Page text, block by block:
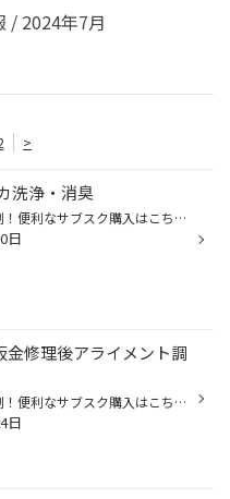
/ 2024年7月
>
洗浄・消臭
安心の定額制！便利なサブスク購入はこちらをクリック タイヤ館ネットショッピング！お買い得商品はこちらをクリック Amazon購入はこちらをクリック お家のエアコンは1年に1回以上は洗浄すると思います。 お家のエアコンよりも車のエアコンの方が普段から過酷な状況で稼働しています。 そんな車のエ...
日
修理後アライメント調
安心の定額制！便利なサブスク購入はこちらをクリック タイヤ館ネットショッピング！お買い得商品はこちらをクリック Amazon購入はこちらをクリック ラウムの板金修理後のアライメント調整を実施致しました。 左のフェンダー周りとロアアーム、タイロッドエンド等が交換されている感じです。 色々部...
日